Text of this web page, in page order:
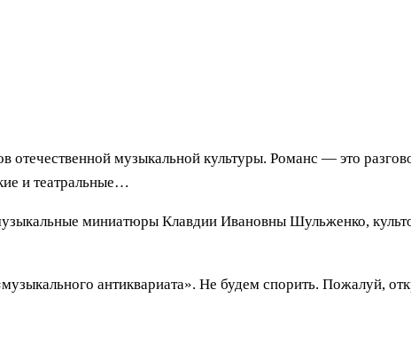
музыкальной культуры. Романс — это
и театральные…
миниатюры Клавдии Ивановны Шульженко,
антиквариата». Не будем спорить. Пожалуй,